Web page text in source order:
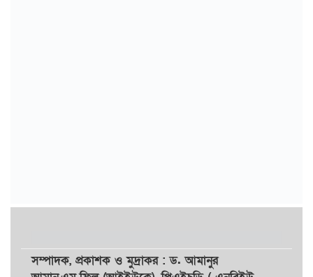
সম্পাদক, প্রকাশকওমুদ্রাকর: ড. আমানুর